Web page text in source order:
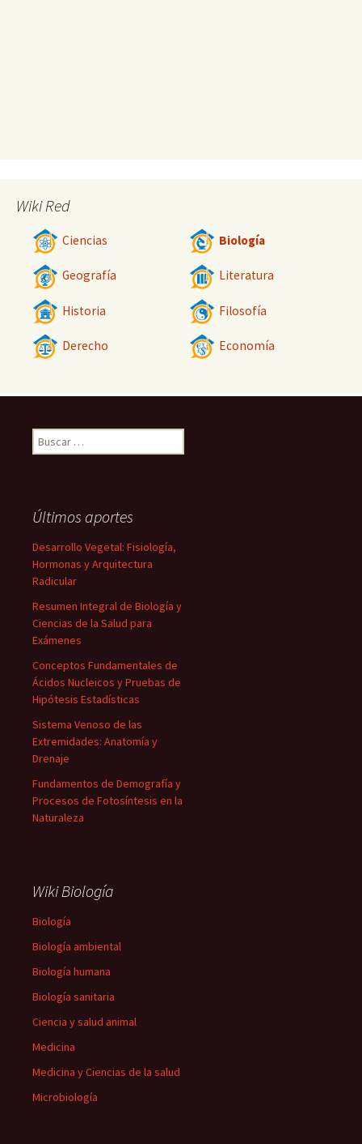
Wiki Red
Ciencias Biología
Geografía Literatura
Historia Filosofía
Derecho Economía
Buscar:
Últimos aportes
Desarrollo Vegetal: Fisiología,
Hormonas y Arquitectura
Radicular
Resumen Integral de Biología y
Ciencias de la Salud para
Exámenes
Conceptos Fundamentales de
Ácidos Nucleicos y Pruebas de
Hipótesis Estadísticas
Sistema Venoso de las
Extremidades: Anatomía y
Drenaje
Fundamentos de Demografía y
Procesos de Fotosíntesis en la
Naturaleza
Wiki Biología
Biología
Biología ambiental
Biología humana
Biología sanitaria
Ciencia y salud animal
Medicina
Medicina y Ciencias de la salud
Microbiología